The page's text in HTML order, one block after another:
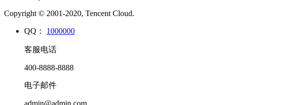
Copyright © 2001-2020, Tencent Cloud.
QQ： 1000000
客服电话
400-8888-8888
电子邮件
admin@admin.com